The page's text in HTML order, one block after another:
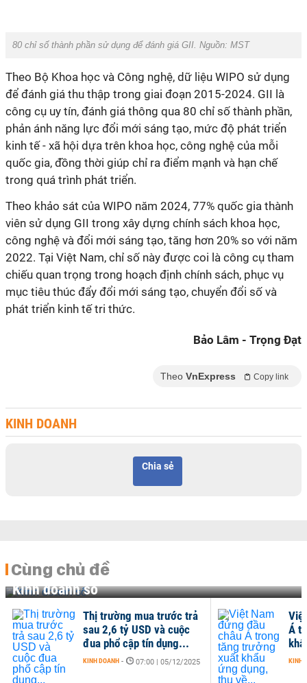
80 chỉ số thành phần sử dụng để đánh giá GII. Nguồn: MST
Theo Bộ Khoa học và Công nghệ, dữ liệu WIPO sử dụng
để đánh giá thu thập trong giai đoạn 2015-2024. GII là
công cụ uy tín, đánh giá thông qua 80 chỉ số thành phần,
phản ánh năng lực đổi mới sáng tạo, mức độ phát triển
kinh tế - xã hội dựa trên khoa học, công nghệ của mỗi
quốc gia, đồng thời giúp chỉ ra điểm mạnh và hạn chế
trong quá trình phát triển.
Theo khảo sát của WIPO năm 2024, 77% quốc gia thành
viên sử dụng GII trong xây dựng chính sách khoa học,
công nghệ và đổi mới sáng tạo, tăng hơn 20% so với năm
2022. Tại Việt Nam, chỉ số này được coi là công cụ tham
chiếu quan trọng trong hoạch định chính sách, phục vụ
mục tiêu thúc đẩy đổi mới sáng tạo, chuyển đổi số và
phát triển kinh tế tri thức.
Bảo Lâm - Trọng Đạt
Theo VnExpress Copy link
KINH DOANH
Chia sẻ
Cùng chủ đề
Kinh doanh số
Thị trường mua trước trả
sau 2,6 tỷ USD và cuộc
đua phổ cập tín dụng...
KINH DOANH - 07:00 | 05/12/2025
Á
KINH